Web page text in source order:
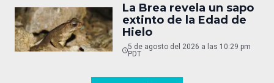
La Brea revela un sapo
extinto de la Edad de
Hielo
5 de agosto del 2026 a las 10:29 pm
PDT